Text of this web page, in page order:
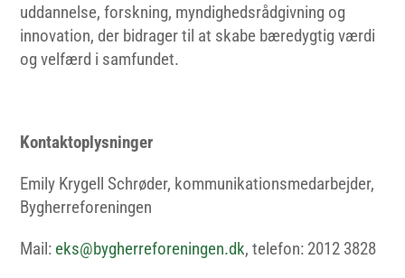
uddannelse, forskning, myndighedsrådgivning og
innovation, der bidrager til at skabe bæredygtig værdi
og velfærd i samfundet.
Kontaktoplysninger
Emily Krygell Schrøder, kommunikationsmedarbejder,
Bygherreforeningen
Mail: eks@bygherreforeningen.dk, telefon: 2012 3828